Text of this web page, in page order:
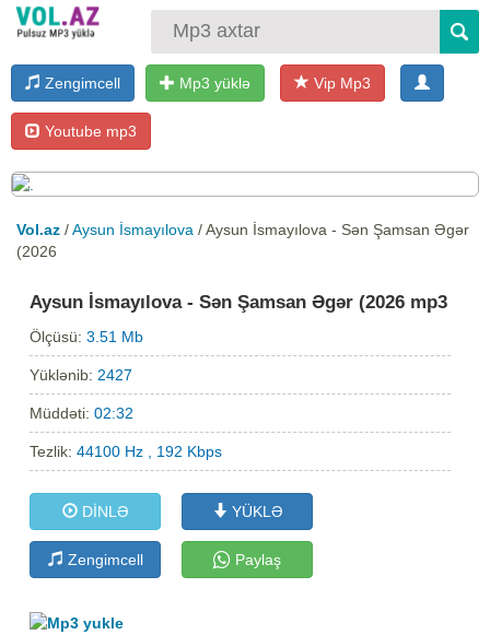
Zengimcell Mp3 yüklə Vip Mp3
Youtube mp3
Vol.az /Aysun İsmayılova / Aysun İsmayılova - Sən Şamsan Əgər
(2026
Aysun İsmayılova - Sən Şamsan Əgər (2026 mp3
Ölçüsü:3.51 Mb
Yüklənib: 2427
Müddəti:02:32
Tezlik:44100 Hz , 192 Kbps
DİNLƏ YÜKLƏ
Zengimcell Paylaş